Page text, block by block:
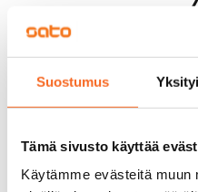
Suostumus
Tämä sivusto käyttää
Käytämme evästeitä muun
Jotakin meni